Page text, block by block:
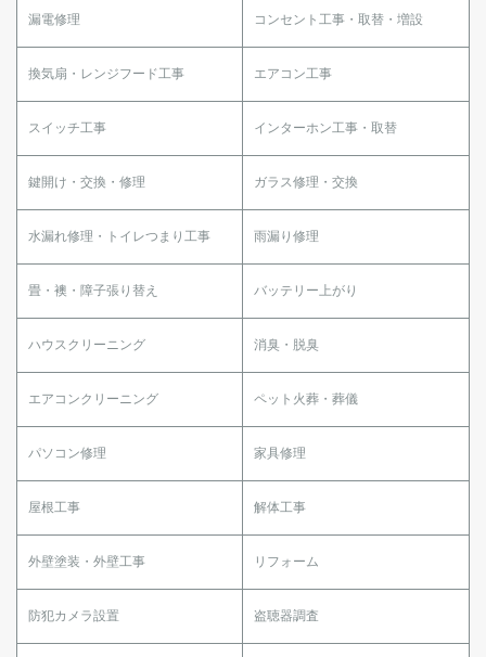
漏電修理 コンセント工事・取替・増設
換気扇・レンジフード工事 エアコン工事
スイッチ工事 インターホン工事・取替
鍵開け・交換・修理 ガラス修理・交換
水漏れ修理・トイレつまり工事 雨漏り修理
畳・襖・障子張り替え バッテリー上がり
ハウスクリーニング 消臭・脱臭
エアコンクリーニング ペット火葬・葬儀
パソコン修理 家具修理
屋根工事 解体工事
外壁塗装・外壁工事 リフォーム
防犯カメラ設置 盗聴器調査